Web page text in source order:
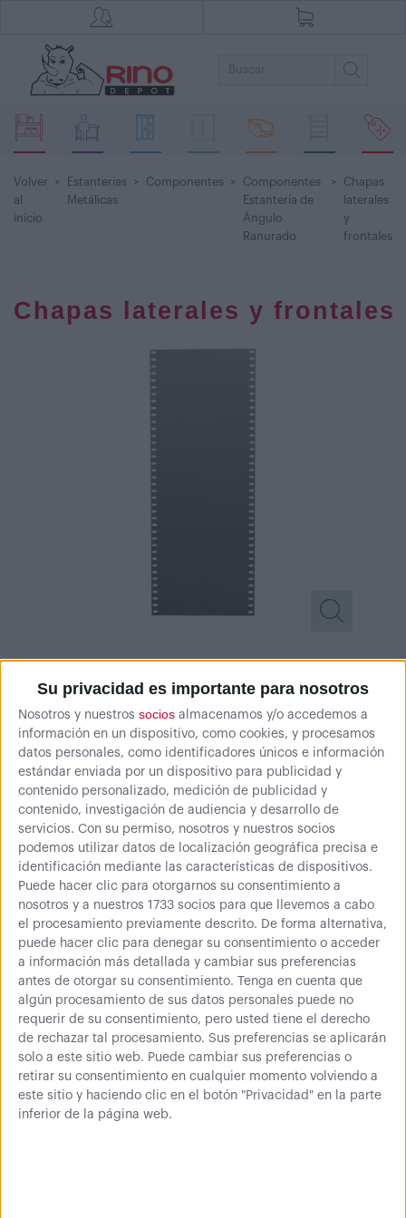
Su privacidad es importante para nosotros
Nosotros y nuestros socios almacenamos y/o accedemos a
información en un dispositivo, como cookies, y procesamos
datos personales, como identificadores únicos e información
estándar enviada por un dispositivo para publicidad y
contenido personalizado, medición de publicidad y
contenido, investigación de audiencia y desarrollo de
servicios. Con su permiso, nosotros y nuestros socios
podemos utilizar datos de localización geográfica precisa e
identificación mediante las características de dispositivos.
Puede hacer clic para otorgarnos su consentimiento a
nosotros y a nuestros 1733 socios para que llevemos a cabo
el procesamiento previamente descrito. De forma alternativa,
puede hacer clic para denegar su consentimiento o acceder
a información más detallada y cambiar sus preferencias
antes de otorgar su consentimiento.
Tenga en cuenta que
algún procesamiento de sus datos personales puede no
requerir de su consentimiento, pero usted tiene el derecho
de rechazar tal procesamiento. Sus preferencias se aplicarán
solo a este sitio web. Puede cambiar sus preferencias o
retirar su consentimiento en cualquier momento volviendo a
este sitio y haciendo clic en el botón "Privacidad" en la parte
inferior de la página web.
Volver
al
inicio
>
Estanterías
Metálicas
> Componentes >
Componentes
Estantería de
Ángulo
Ranurado
>
Chapas
laterales
y
frontales
Chapas laterales y frontales
Fondos y paredes laterales en acero, para estanterías de ángulo
ranurado.
00,00€ Comprar
0 € (IVA inc.)
Más información